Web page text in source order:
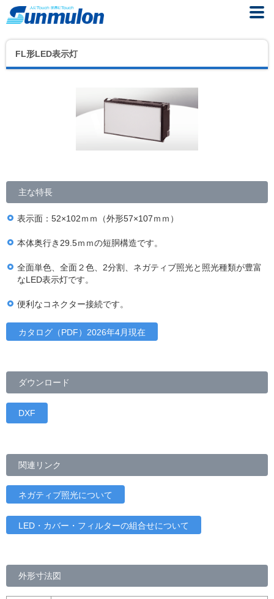
FL形LED表示灯
主な特長
表示面：52×102ｍｍ（外形57×107ｍｍ）
本体奥行き29.5ｍｍの短胴構造です。
全面単色、全面２色、2分割、ネガティブ照光と照光種類が豊富
なLED表示灯です。
便利なコネクター接続です。
カタログ（PDF）2026年4月現在
ダウンロード
DXF
関連リンク
ネガティブ照光について
LED・カバー・フィルターの組合せについて
外形寸法図